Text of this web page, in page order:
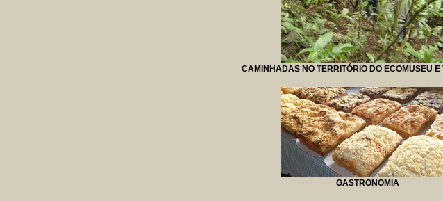
CAMINHADAS NO TERRITÓRIO DO ECOMUSEU E
GASTRONOMIA